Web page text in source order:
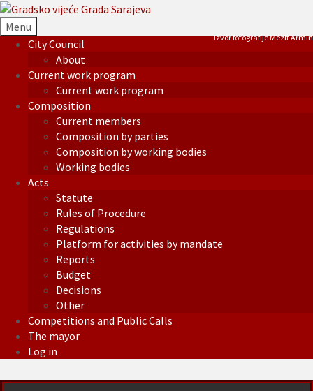
Menu
City Council
About
Current work program
Current work program
Composition
Current members
Composition by parties
Composition by working bodies
Working bodies
Acts
Statute
Rules of Procedure
Regulations
Platform for activities by mandate
Reports
Budget
Decisions
Other
Competitions and Public Calls
The mayor
Log in
Izvor fotografije Mezit Armin